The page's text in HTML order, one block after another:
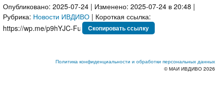
Опубликовано: 2025-07-24 | Изменено: 2025-07-24 в 20:48 |
Рубрика: Новости ИВДИВО | Короткая ссылка:
Скопировать ссылку
Политика конфиденциальности и обработки персональных данных
© МАИ ИВДИВО 2026